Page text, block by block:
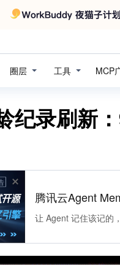
圈层 工具 MCP
纪录刷新
腾讯云Agent
让 Agent 记住该记的